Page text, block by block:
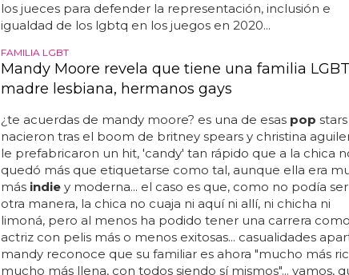
los jueces para defender la representación, inclusión e
igualdad de los lgbtq en los juegos en 2020...
FAMILIA LGBT
Mandy Moore revela que tiene una familia
madre lesbiana, hermanos gays
¿te acuerdas de mandy moore? es una de esas pop
nacieron tras el boom de britney spears y christina
le prefabricaron un hit, 'candy' tan rápido que a la chica
quedó más que etiquetarse como tal, aunque ella era
más indiey moderna... el caso es que, como no podía
otra manera, la chica no cuaja ni aquí ni allí, ni chicha ni
limoná, pero al menos ha podido tener una carrera como
actriz con pelis más o menos exitosas... casualidades
mandy reconoce que su familiar es ahora "mucho más
mucho más llena, con todos siendo sí mismos"... vamos,